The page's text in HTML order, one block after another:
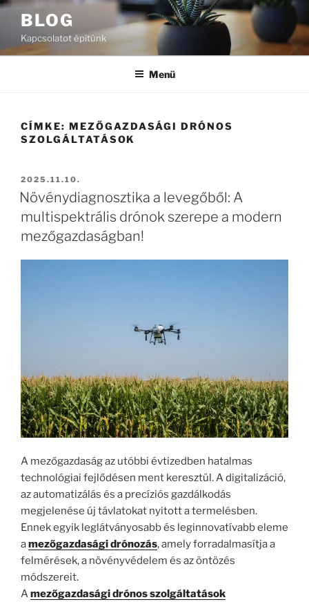
Tartalomhoz
BLOG
Kapcsolatot építünk
Menü
CÍMKE: MEZŐGAZDASÁGI DRÓNOS
SZOLGÁLTATÁSOK
BEKÜLDVE:
2025.11.10.
Növénydiagnosztika a levegőből: A
multispektrális drónok szerepe a modern
mezőgazdaságban!
A mezőgazdaság az utóbbi évtizedben hatalmas
technológiai fejlődésen ment keresztül. A digitalizáció,
az automatizálás és a precíziós gazdálkodás
megjelenése új távlatokat nyitott a termelésben.
Ennek egyik leglátványosabb és leginnovatívabb eleme
amezőgazdasági drónozás, amely forradalmasítja a
felmérések, a növényvédelem és az öntözés
módszereit.
Amezőgazdasági drónos szolgáltatások